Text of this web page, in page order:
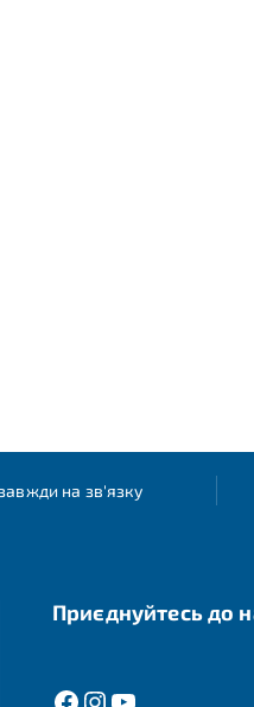
на зв'язку
Приєднуйтесь до